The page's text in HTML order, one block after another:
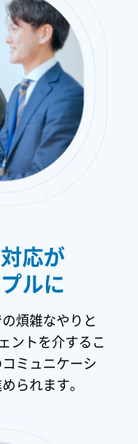
応が
ルに
煩雑なやりと
ントを介するこ
ミュニケーシ
られます。